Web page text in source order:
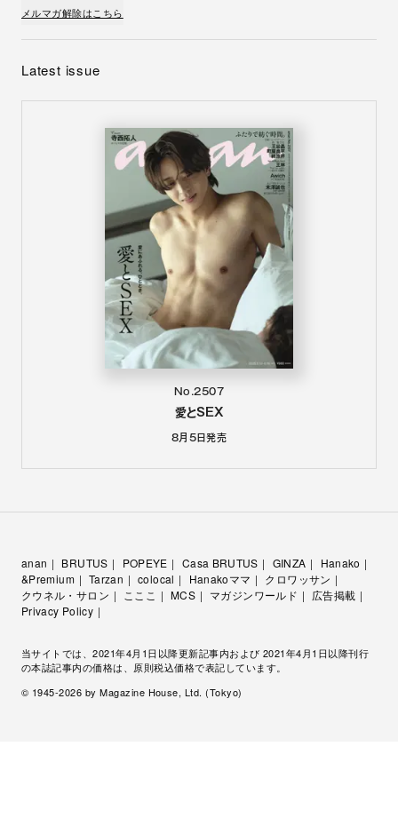
メルマガ解除はこちら
Latest issue
No.2507
愛とSEX
8月5日発売
anan BRUTUS POPEYE Casa BRUTUS GINZA
Hanako
&Premium
Tarzan colocal Hanakoママ
クロワッサン
クウネル・サロン
こここ MCS マガジンワールド
広告掲載
Privacy Policy
当サイトでは、2021年4月1日以降更新記事内および 2021年4月1日以降刊行
の本誌記事内の価格は、原則税込価格で表記しています。
© 1945-2026 by Magazine House, Ltd. (Tokyo)